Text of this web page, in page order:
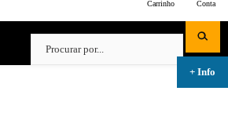
Carrinho Conta